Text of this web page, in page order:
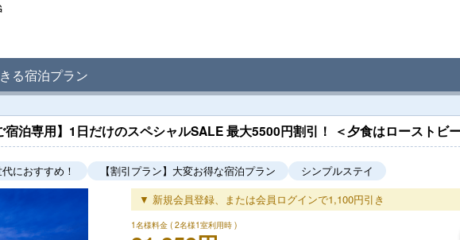
る宿泊プラン
宿泊専用】1日だけのスペシャルSALE 最大5500円割引！ ＜夕食はローストビ
におすすめ！ 【割引プラン】大変お得な宿泊プラン シンプルステイ
▼ 新規会員登録、または会員ログインで1,100円引き
1名様料金 ( 2名様1室利用時 )